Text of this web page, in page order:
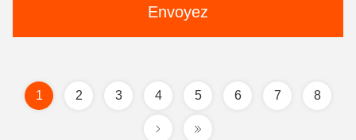
Envoyez
1 2 3 4 5 6 7 8